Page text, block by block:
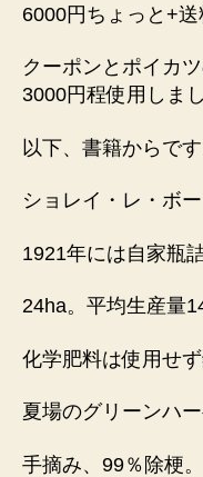
6000円ちょっと+送
クーポンとポイカ
3000円程使用しまし
以下、書籍からです
ショレイ・レ・ボー
1921年には自家瓶
24ha。平均生産量
化学肥料は使用せ
夏場のグリーンハー
手摘み、99％除梗。